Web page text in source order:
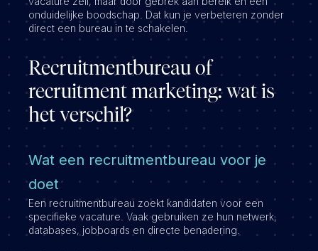
onduidelijke boodschap. Dat kun je verbeteren zonder
direct een bureau in te schakelen.
Recruitmentbureau of
recruitment marketing: wat is
het verschil?
Wat een recruitmentbureau voor je
doet
Een recruitmentbureau zoekt kandidaten voor een
specifieke vacature. Vaak gebruiken ze hun netwerk,
databases, jobboards en directe benadering.